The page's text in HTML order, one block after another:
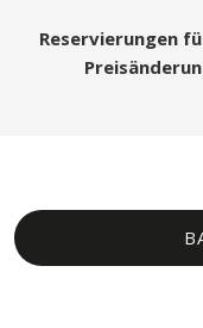
Reservierungen